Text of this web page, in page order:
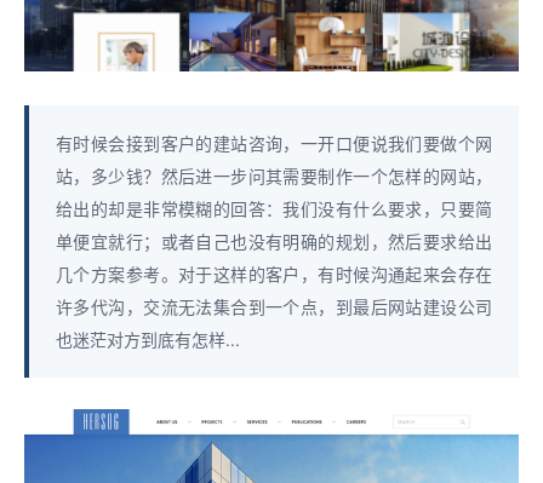
有时候会接到客户的建站咨询，一开口便说我们要做个网
站，多少钱？然后进一步问其需要制作一个怎样的网站，
给出的却是非常模糊的回答：我们没有什么要求，只要简
单便宜就行；或者自己也没有明确的规划，然后要求给出
几个方案参考。对于这样的客户，有时候沟通起来会存在
许多代沟，交流无法集合到一个点，到最后网站建设公司
也迷茫对方到底有怎样...